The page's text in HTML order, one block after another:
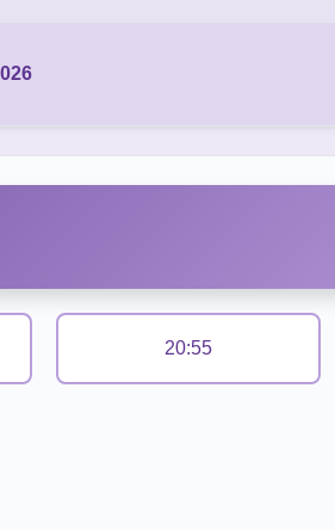
20:55